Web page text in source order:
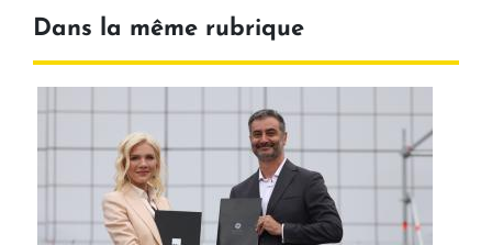
Dans la même rubrique